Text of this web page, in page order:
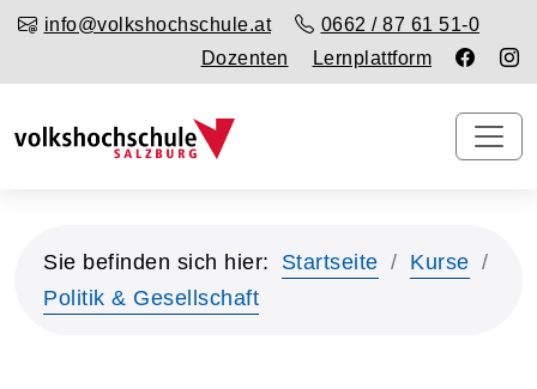
info@volkshochschule.at
0662 / 87 61 51-0
Dozenten
Lernplattform
Sie befinden sich hier: Startseite
Kurse
Politik & Gesellschaft